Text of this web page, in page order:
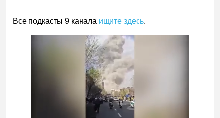
Все подкасты 9 канала ищите здесь.